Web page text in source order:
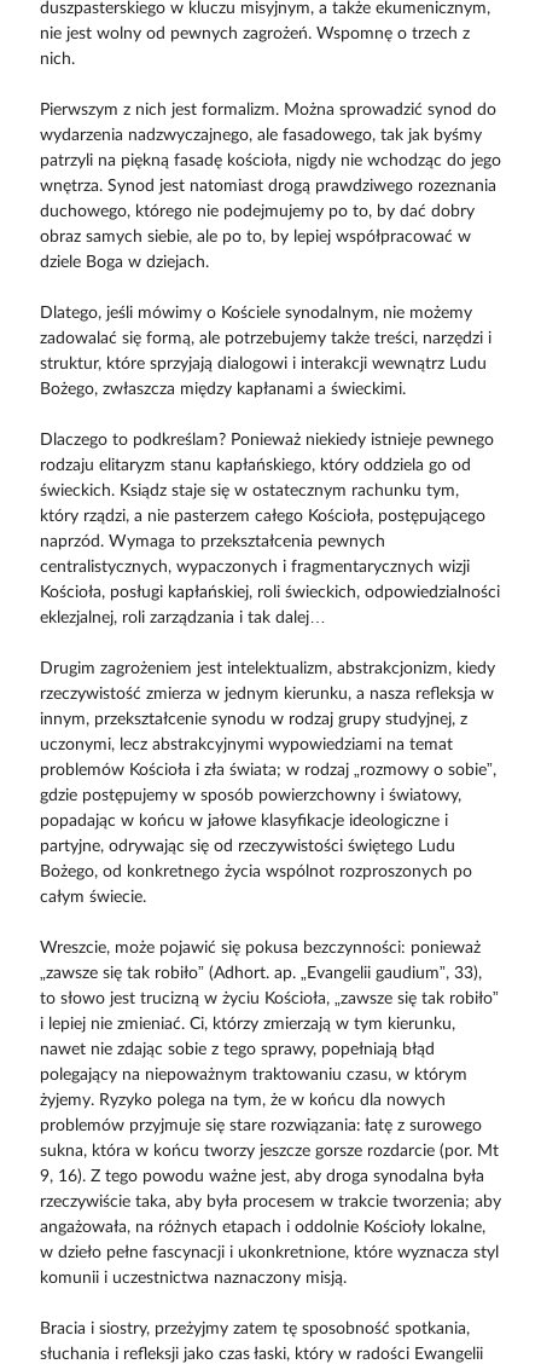
duszpasterskiego w kluczu misyjnym, a także ekumenicznym,
nie jest wolny od pewnych zagrożeń. Wspomnę o trzech z
nich.
Pierwszym z nich jest formalizm. Można sprowadzić synod do
wydarzenia nadzwyczajnego, ale fasadowego, tak jak byśmy
patrzyli na piękną fasadę kościoła, nigdy nie wchodząc do jego
wnętrza. Synod jest natomiast drogą prawdziwego rozeznania
duchowego, którego nie podejmujemy po to, by dać dobry
obraz samych siebie, ale po to, by lepiej współpracować w
dziele Boga w dziejach.
Dlatego, jeśli mówimy o Kościele synodalnym, nie możemy
zadowalać się formą, ale potrzebujemy także treści, narzędzi i
struktur, które sprzyjają dialogowi i interakcji wewnątrz Ludu
Bożego, zwłaszcza między kapłanami a świeckimi.
Dlaczego to podkreślam? Ponieważ niekiedy istnieje pewnego
rodzaju elitaryzm stanu kapłańskiego, który oddziela go od
świeckich. Ksiądz staje się w ostatecznym rachunku tym,
który rządzi, a nie pasterzem całego Kościoła, postępującego
naprzód. Wymaga to przekształcenia pewnych
centralistycznych, wypaczonych i fragmentarycznych wizji
Kościoła, posługi kapłańskiej, roli świeckich, odpowiedzialności
eklezjalnej, roli zarządzania i tak dalej…
Drugim zagrożeniem jest intelektualizm, abstrakcjonizm, kiedy
rzeczywistość zmierza w jednym kierunku, a nasza refleksja w
innym, przekształcenie synodu w rodzaj grupy studyjnej, z
uczonymi, lecz abstrakcyjnymi wypowiedziami na temat
problemów Kościoła i zła świata; w rodzaj „rozmowy o sobie”,
gdzie postępujemy w sposób powierzchowny i światowy,
popadając w końcu w jałowe klasyfikacje ideologiczne i
partyjne, odrywając się od rzeczywistości świętego Ludu
Bożego, od konkretnego życia wspólnot rozproszonych po
całym świecie.
Wreszcie, może pojawić się pokusa bezczynności: ponieważ
„zawsze się tak robiło” (Adhort. ap. „Evangelii gaudium”, 33),
to słowo jest trucizną w życiu Kościoła, „zawsze się tak robiło”
i lepiej nie zmieniać. Ci, którzy zmierzają w tym kierunku,
nawet nie zdając sobie z tego sprawy, popełniają błąd
polegający na niepoważnym traktowaniu czasu, w którym
żyjemy. Ryzyko polega na tym, że w końcu dla nowych
problemów przyjmuje się stare rozwiązania: łatę z surowego
sukna, która w końcu tworzy jeszcze gorsze rozdarcie (por. Mt
9, 16). Z tego powodu ważne jest, aby droga synodalna była
rzeczywiście taka, aby była procesem w trakcie tworzenia; aby
angażowała, na różnych etapach i oddolnie Kościoły lokalne,
w dzieło pełne fascynacji i ukonkretnione, które wyznacza styl
komunii i uczestnictwa naznaczony misją.
Bracia i siostry, przeżyjmy zatem tę sposobność spotkania,
słuchania i refleksji jako czas łaski, który w radości Ewangelii